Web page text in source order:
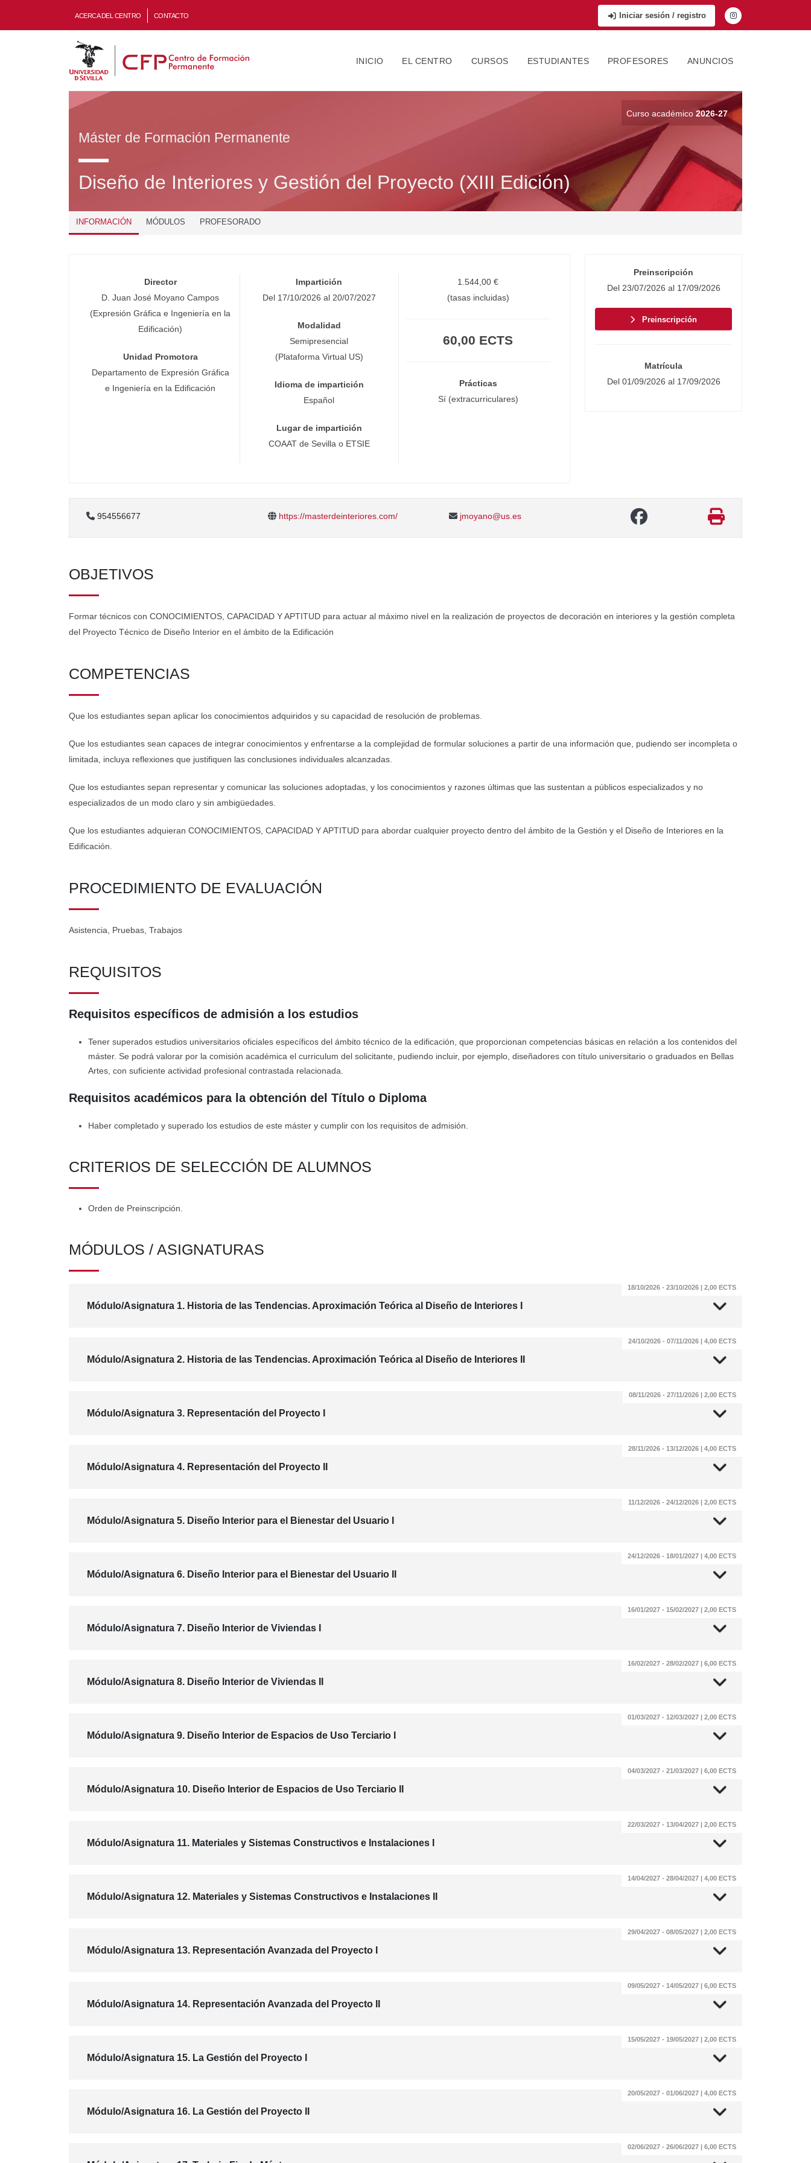
ACERCA DEL CENTRO CONTACTO Iniciar sesión / registro
INICIO EL CENTRO CURSOS ESTUDIANTES PROFESORES ANUNCIOS
Curso académico 2026-27
Máster de Formación Permanente
Diseño de Interiores y Gestión del Proyecto (XIII Edición)
INFORMACIÓN MÓDULOS PROFESORADO
Director
D. Juan José Moyano Campos
(Expresión Gráfica e Ingeniería en la
Edificación)
Unidad Promotora
Departamento de Expresión Gráfica
e Ingeniería en la Edificación
Impartición
Del 17/10/2026 al 20/07/2027
Modalidad
Semipresencial
(Plataforma Virtual US)
Idioma de impartición
Español
Lugar de impartición
COAAT de Sevilla o ETSIE
1.544,00 €
(tasas incluidas)
60,00 ECTS
Prácticas
Sí (extracurriculares)
Preinscripción
Del 23/07/2026 al 17/09/2026
Preinscripción
Matrícula
Del 01/09/2026 al 17/09/2026
954556677 https://masterdeinteriores.com/ jmoyano@us.es
OBJETIVOS
Formar técnicos con CONOCIMIENTOS, CAPACIDAD Y APTITUD para actuar al máximo nivel en la realización de proyectos de decoración en interiores y la gestión completa
del Proyecto Técnico de Diseño Interior en el ámbito de la Edificación
COMPETENCIAS
Que los estudiantes sepan aplicar los conocimientos adquiridos y su capacidad de resolución de problemas.
Que los estudiantes sean capaces de integrar conocimientos y enfrentarse a la complejidad de formular soluciones a partir de una información que, pudiendo ser incompleta o
limitada, incluya reflexiones que justifiquen las conclusiones individuales alcanzadas.
Que los estudiantes sepan representar y comunicar las soluciones adoptadas, y los conocimientos y razones últimas que las sustentan a públicos especializados y no
especializados de un modo claro y sin ambigüedades.
Que los estudiantes adquieran CONOCIMIENTOS, CAPACIDAD Y APTITUD para abordar cualquier proyecto dentro del ámbito de la Gestión y el Diseño de Interiores en la
Edificación.
PROCEDIMIENTO DE EVALUACIÓN
Asistencia, Pruebas, Trabajos
REQUISITOS
Requisitos específicos de admisión a los estudios
Tener superados estudios universitarios oficiales específicos del ámbito técnico de la edificación, que proporcionan competencias básicas en relación a los contenidos del
máster. Se podrá valorar por la comisión académica el curriculum del solicitante, pudiendo incluir, por ejemplo, diseñadores con título universitario o graduados en Bellas
Artes, con suficiente actividad profesional contrastada relacionada.
Requisitos académicos para la obtención del Título o Diploma
Haber completado y superado los estudios de este máster y cumplir con los requisitos de admisión.
CRITERIOS DE SELECCIÓN DE ALUMNOS
Orden de Preinscripción.
MÓDULOS / ASIGNATURAS
Módulo/Asignatura 1. Historia de las Tendencias. Aproximación Teórica al Diseño de Interiores I
18/10/2026 - 23/10/2026 | 2,00 ECTS
Módulo/Asignatura 2. Historia de las Tendencias. Aproximación Teórica al Diseño de Interiores II
24/10/2026 - 07/11/2026 | 4,00 ECTS
Módulo/Asignatura 3. Representación del Proyecto I
08/11/2026 - 27/11/2026 | 2,00 ECTS
Módulo/Asignatura 4. Representación del Proyecto II
28/11/2026 - 13/12/2026 | 4,00 ECTS
Módulo/Asignatura 5. Diseño Interior para el Bienestar del Usuario I
11/12/2026 - 24/12/2026 | 2,00 ECTS
Módulo/Asignatura 6. Diseño Interior para el Bienestar del Usuario II
24/12/2026 - 18/01/2027 | 4,00 ECTS
Módulo/Asignatura 7. Diseño Interior de Viviendas I
16/01/2027 - 15/02/2027 | 2,00 ECTS
Módulo/Asignatura 8. Diseño Interior de Viviendas II
16/02/2027 - 28/02/2027 | 6,00 ECTS
Módulo/Asignatura 9. Diseño Interior de Espacios de Uso Terciario I
01/03/2027 - 12/03/2027 | 2,00 ECTS
Módulo/Asignatura 10. Diseño Interior de Espacios de Uso Terciario II
04/03/2027 - 21/03/2027 | 6,00 ECTS
Módulo/Asignatura 11. Materiales y Sistemas Constructivos e Instalaciones I
22/03/2027 - 13/04/2027 | 2,00 ECTS
Módulo/Asignatura 12. Materiales y Sistemas Constructivos e Instalaciones II
14/04/2027 - 28/04/2027 | 4,00 ECTS
Módulo/Asignatura 13. Representación Avanzada del Proyecto I
29/04/2027 - 08/05/2027 | 2,00 ECTS
Módulo/Asignatura 14. Representación Avanzada del Proyecto II
09/05/2027 - 14/05/2027 | 6,00 ECTS
Módulo/Asignatura 15. La Gestión del Proyecto I
15/05/2027 - 19/05/2027 | 2,00 ECTS
Módulo/Asignatura 16. La Gestión del Proyecto II
20/05/2027 - 01/06/2027 | 4,00 ECTS
02/06/2027 - 26/06/2027 | 6,00 ECTS